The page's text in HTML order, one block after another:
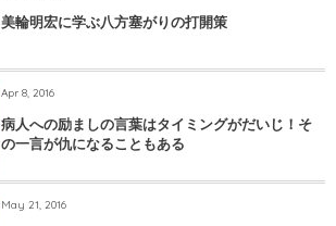
美輪明宏に学ぶ八方塞がりの打開策
Apr 8, 2016
病人への励ましの言葉はタイミングがだいじ！そ
の一言が仇になることもある
May 21, 2016